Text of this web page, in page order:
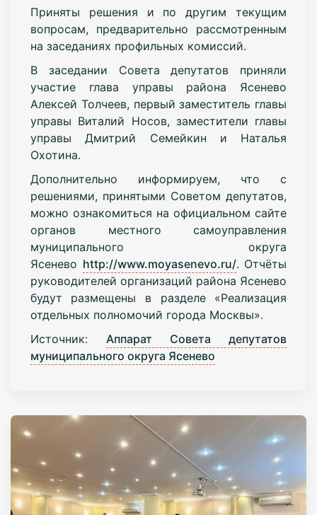
Приняты решения и по другим текущим
вопросам, предварительно рассмотренным
на заседаниях профильных комиссий.
В заседании Совета депутатов приняли
участие глава управы района Ясенево
Алексей Толчеев, первый заместитель главы
управы Виталий Носов, заместители главы
управы Дмитрий Семейкин и Наталья
Охотина.
Дополнительно информируем, что с
решениями, принятыми Советом депутатов,
можно ознакомиться на официальном сайте
органов местного самоуправления
муниципального округа
Ясенево http://www.moyasenevo.ru/. Отчёты
руководителей организаций района Ясенево
будут размещены в разделе «Реализация
отдельных полномочий города Москвы».
Источник: Аппарат Совета депутатов
муниципального округа Ясенево